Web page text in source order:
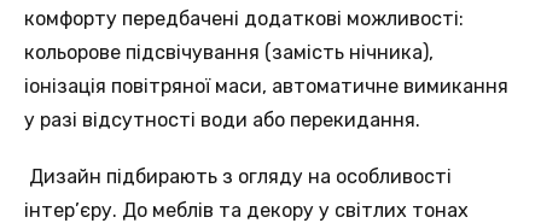
комфорту передбачені додаткові можливості:
кольорове підсвічування (замість нічника),
іонізація повітряної маси, автоматичне вимикання
у разі відсутності води або перекидання.
Дизайн підбирають з огляду на особливості
інтер’єру. До меблів та декору у світлих тонах